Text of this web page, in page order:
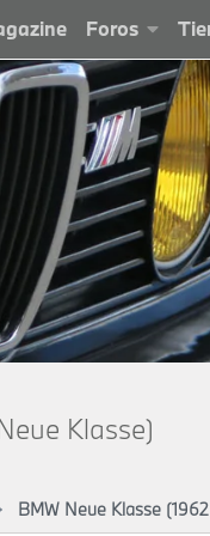
Foros
Klasse)
BMW Neue Klasse